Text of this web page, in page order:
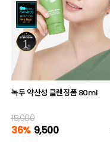
녹두 약산성 클렌징폼 80ml
15,000
36% 9,500